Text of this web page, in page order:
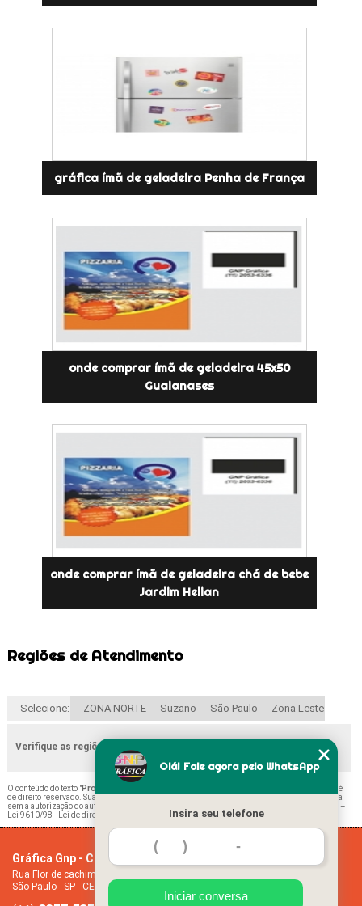
gráfica ímã de geladeira Penha de França
onde comprar ímã de geladeira 45x50
Guaianases
onde comprar ímã de geladeira chá de bebe
Jardim Helian
Regiões de Atendimento
Selecione: ZONA NORTE Suzano São Paulo Zona Leste
Verifique as regiões que atendemos
O conteúdo do texto "Procuro por ímã de Geladeira de Natal Jardim Santa Terezinha
" é
de direito reservado. Sua reprodução, parcial ou total, mesmo citando nossos links, é proibida
sem a autorização do autor. Crime de violação de direito autoral – artigo 184 do Código Penal –
Lei 9610/98 - Lei de direitos autorais
Gráfica Gnp - Cartão de visita
Rua Flor de cachimbo, 274 - Jardim Santana
São Paulo - SP - CEP: 08050-040
Empresa
Missão
Olá! Fale agora pelo WhatsApp
Insira seu telefone
Iniciar conversa